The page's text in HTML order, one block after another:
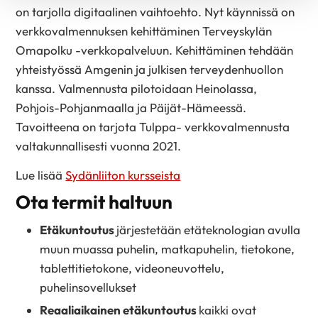
on tarjolla digitaalinen vaihtoehto. Nyt käynnissä on
verkkovalmennuksen kehittäminen Terveyskylän
Omapolku -verkkopalveluun. Kehittäminen tehdään
yhteistyössä Amgenin ja julkisen terveydenhuollon
kanssa. Valmennusta pilotoidaan Heinolassa,
Pohjois-Pohjanmaalla ja Päijät-Hämeessä.
Tavoitteena on tarjota Tulppa- verkkovalmennusta
valtakunnallisesti vuonna 2021.
Lue lisääSydänliiton kursseista
Ota termit haltuun
Etäkuntoutusjärjestetään etäteknologian avulla
muun muassa puhelin, matkapuhelin, tietokone,
tablettitietokone, videoneuvottelu,
puhelinsovellukset
Reaaliaikainen etäkuntoutuskaikki ovat